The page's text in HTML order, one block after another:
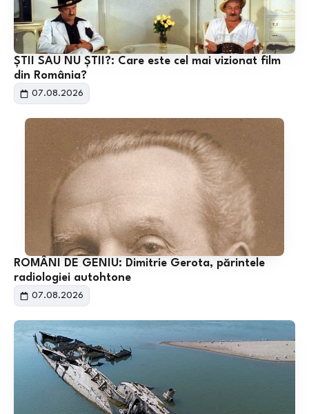
ȘTII SAU NU ȘTII?: Care este cel mai vizionat film
din România?
07.08.2026
ROMÂNI DE GENIU: Dimitrie Gerota, părintele
radiologiei autohtone
07.08.2026